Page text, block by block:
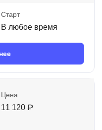
Старт
В любое время
Цена
11 120 ₽